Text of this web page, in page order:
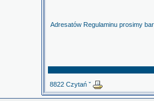
Adresatów Regulaminu prosimy
8822 Czytań ˇ